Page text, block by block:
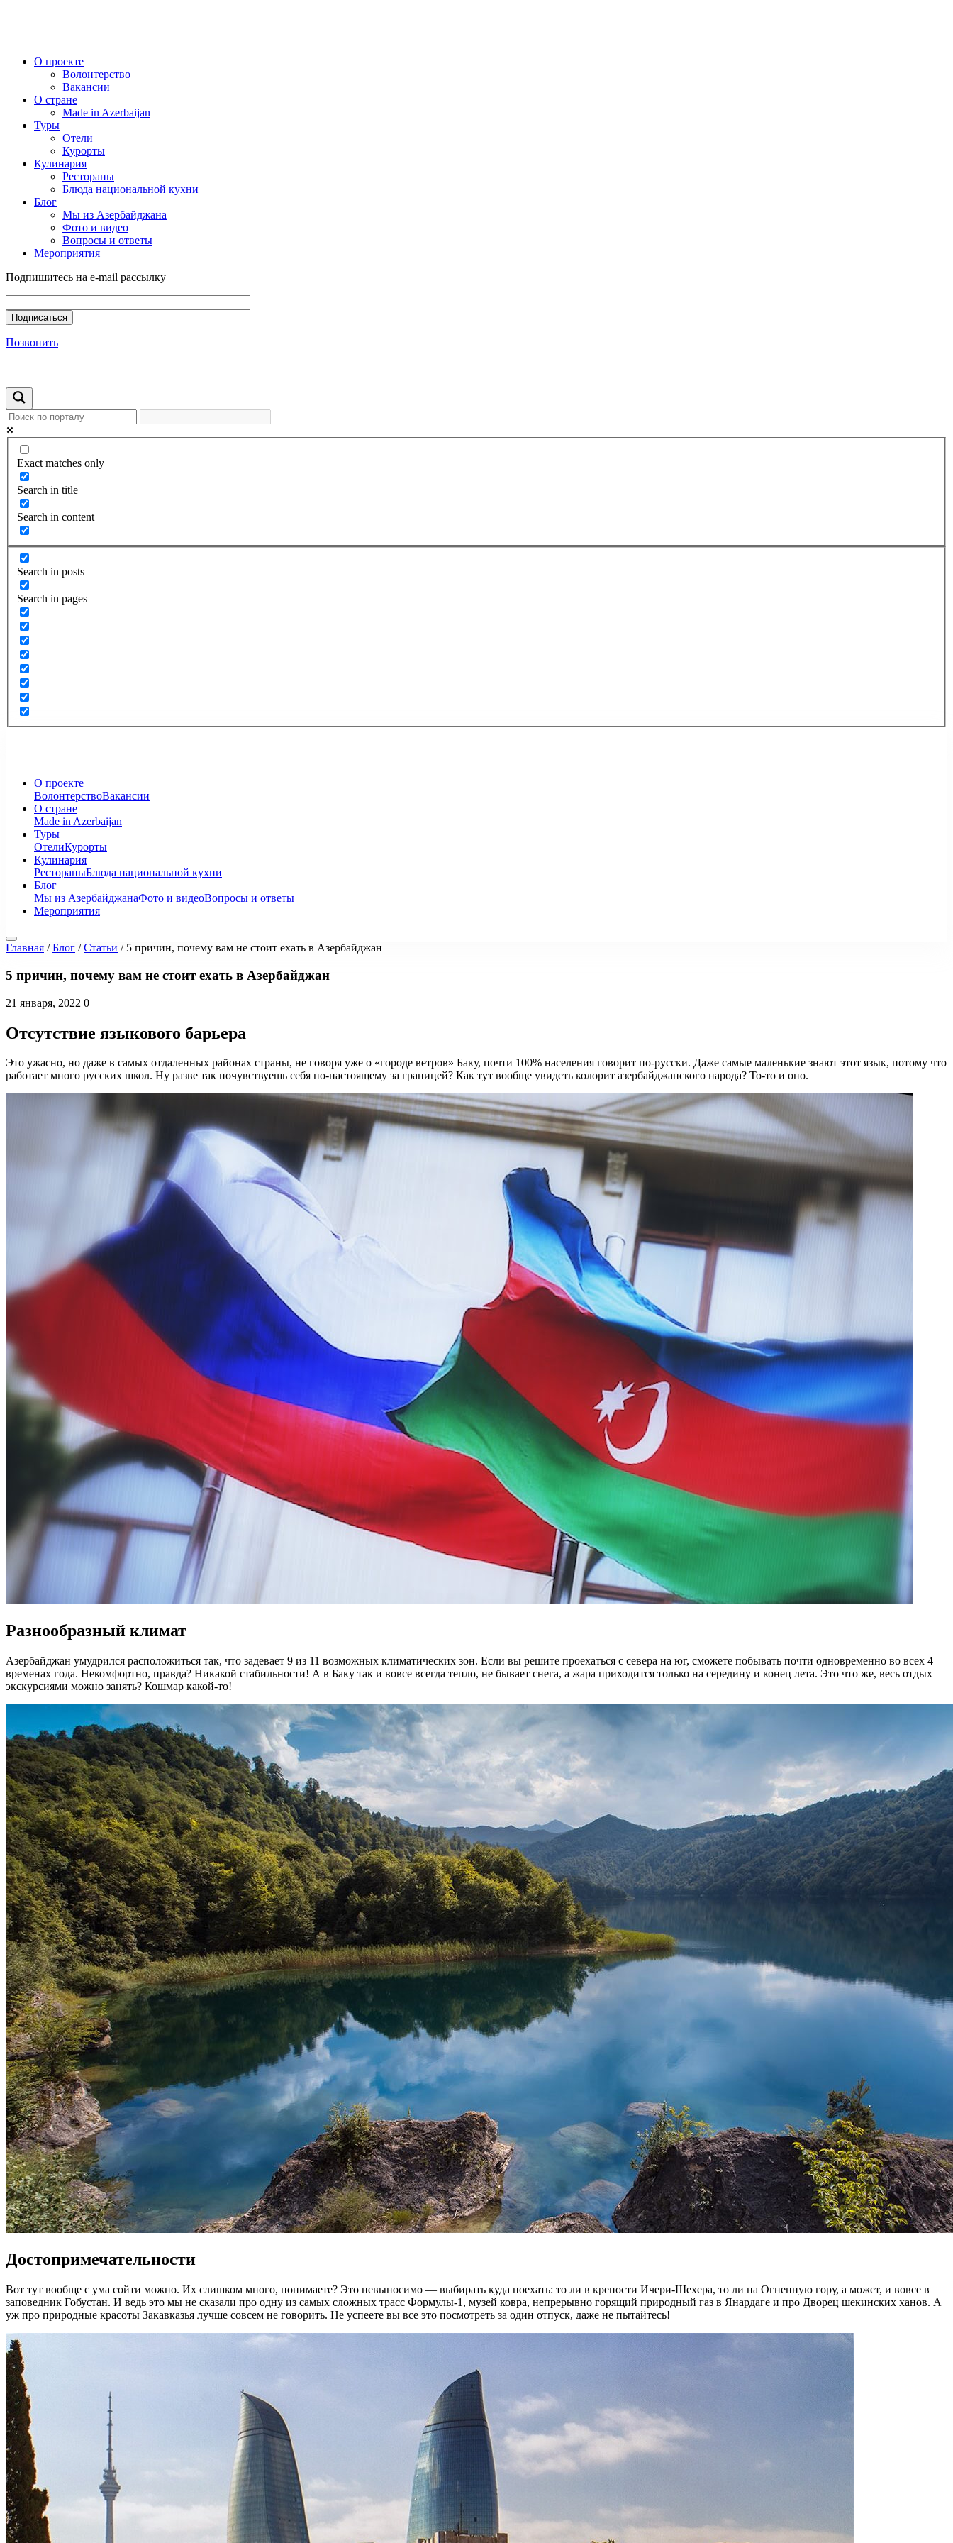
О проекте
Волонтерство
Вакансии
О стране
Made in Azerbaijan
Туры
Отели
Курорты
Кулинария
Рестораны
Блюда национальной кухни
Блог
Мы из Азербайджана
Фото и видео
Вопросы и ответы
Мероприятия
Подпишитесь на e-mail рассылку
Позвонить
Exact matches only
Search in title
Search in content
Search in posts
Search in pages
О проекте
ВолонтерствоВакансии
О стране
Made in Azerbaijan
Туры
ОтелиКурорты
Кулинария
РестораныБлюда национальной кухни
Блог
Мы из АзербайджанаФото и видеоВопросы и ответы
Мероприятия
Главная /Блог /Статьи / 5 причин, почему вам не стоит ехать в Азербайджан
5 причин, почему вам не стоит ехать в Азербайджан
21 января, 2022 0
Отсутствие языкового барьера
Это ужасно, но даже в самых отдаленных районах страны, не говоря уже о «городе ветров» Баку, почти 100% населения говорит по-русски. Даже самые маленькие знают этот язык, потому что
работает много русских школ. Ну разве так почувствуешь себя по-настоящему за границей? Как тут вообще увидеть колорит азербайджанского народа? То-то и оно.
Разнообразный климат
Азербайджан умудрился расположиться так, что задевает 9 из 11 возможных климатических зон. Если вы решите проехаться с севера на юг, сможете побывать почти одновременно во всех 4
временах года. Некомфортно, правда? Никакой стабильности! А в Баку так и вовсе всегда тепло, не бывает снега, а жара приходится только на середину и конец лета. Это что же, весь отдых
экскурсиями можно занять? Кошмар какой-то!
Достопримечательности
Вот тут вообще с ума сойти можно. Их слишком много, понимаете? Это невыносимо — выбирать куда поехать: то ли в крепости Ичери-Шехера, то ли на Огненную гору, а может, и вовсе в
заповедник Гобустан. И ведь это мы не сказали про одну из самых сложных трасс Формулы-1, музей ковра, непрерывно горящий природный газ в Янардаге и про Дворец шекинских ханов. А
уж про природные красоты Закавказья лучше совсем не говорить. Не успеете вы все это посмотреть за один отпуск, даже не пытайтесь!